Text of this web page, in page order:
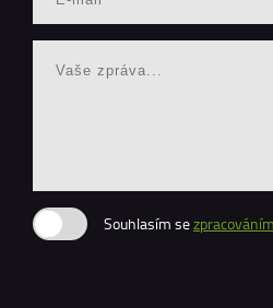
Souhlasím se